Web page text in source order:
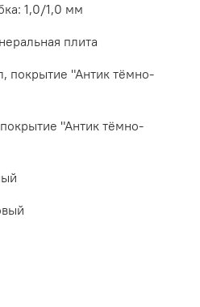
1,0/1,0 мм
плита
покрытие "Антик тёмно-
"Антик тёмно-